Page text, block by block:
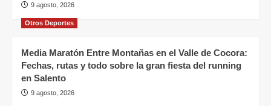
9 agosto, 2026
Otros Deportes
Media Maratón Entre Montañas en el Valle de Cocora:
Fechas, rutas y todo sobre la gran fiesta del running
en Salento
9 agosto, 2026